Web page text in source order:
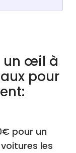
un œil à
pour
pour un
les